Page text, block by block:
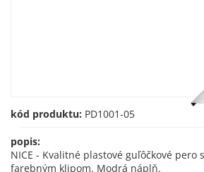
kód produktu: PD1001-05
popis:
NICE - Kvalitné plastové guľôčkové pero
farebným klipom. Modrá náplň.